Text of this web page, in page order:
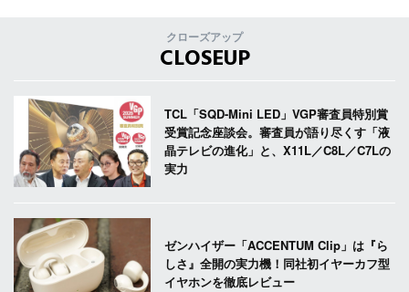
クローズアップ
CLOSEUP
TCL「SQD-Mini LED」VGP審査員特別賞
受賞記念座談会。審査員が語り尽くす「液
晶テレビの進化」と、X11L／C8L／C7Lの
実力
ゼンハイザー「ACCENTUM Clip」は『ら
しさ』全開の実力機！同社初イヤーカフ型
イヤホンを徹底レビュー